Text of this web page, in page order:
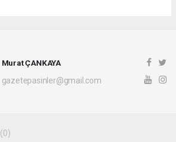
Murat ÇANKAYA
gazetepasinler@gmail.com
(0)